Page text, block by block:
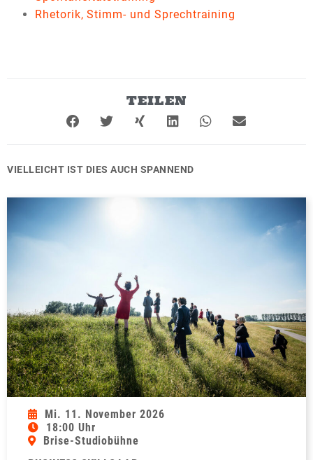
Rhetorik, Stimm- und Sprechtraining
TEILEN
VIELLEICHT IST DIES AUCH SPANNEND
Mi. 11. November 2026
18:00 Uhr
Brise-Studiobühne